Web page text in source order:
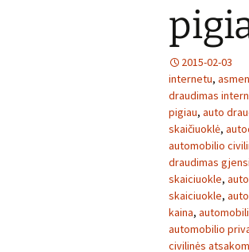
2015-02-03
internetu,
draudimas
pigiau, auto
skaičiuoklė,
automobilio
draudimas
skaiciuokle,
skaiciuokle,
kaina,
automobilio
civilinės